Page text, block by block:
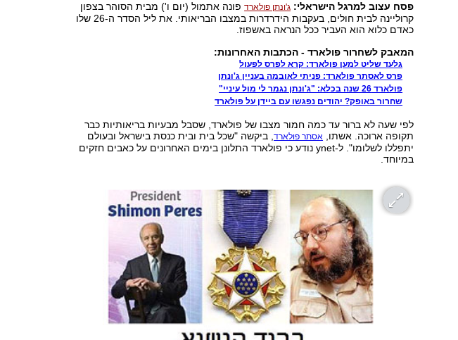
פסח עצוב למרגל הישראלי: ג'ונתן פולארדפונה אתמול (יום ו') מבית הסוהר בצפון
קרוליינה לבית חולים, בעקבות הידרדרות במצבו הבריאותי. את ליל הסדר ה-26 שלו
כאדם כלוא הוא העביר ככל הנראה באשפוז.
המאבק לשחרור פולארד - הכתבות האחרונות:
גלעד שליט למען פולארד: קרא לפרס לפעול
פרס לאסתר פולארד: פניתי לאובמה בעניין ג'ונתן
פולארד 26 שנה בכלא: "ג'ונתן נגמר לי מול עיניי"
שחרור באופק? יהודים נפגשו עם ביידן על פולארד
לפי שעה לא ברור עד כמה חמור מצבו של פולארד, שסבל מבעיות בריאותיות כבר
תקופה ארוכה. אשתו,
אסתר פולארד, ביקשה "שכל בית ובית כנסת בישראל ובעולם
יתפללו לשלומו". ל-ynet נודע כי פולארד התלונן בימים האחרונים על כאבים חזקים
במיוחד.